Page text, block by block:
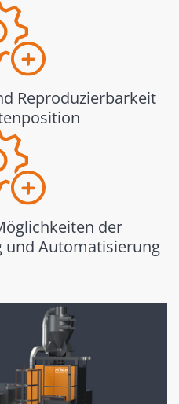
Reproduzierbarkeit
der
und Automatisierung